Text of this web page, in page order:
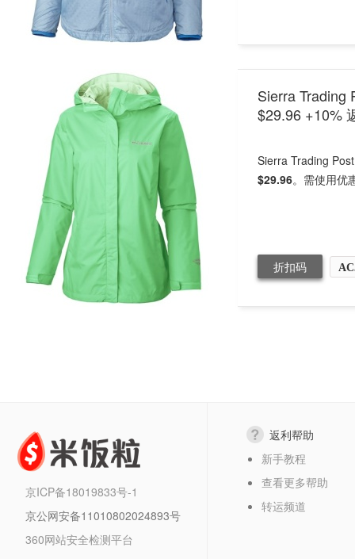
Sierra Trading
$29.96 +10%
Sierra Trading
$29.96。需使用优
折扣码
京ICP备18019833号-1
京公网安备11010802024893号
360网站安全检测平台
返利帮助
新手教程
查看更多帮助
转运频道